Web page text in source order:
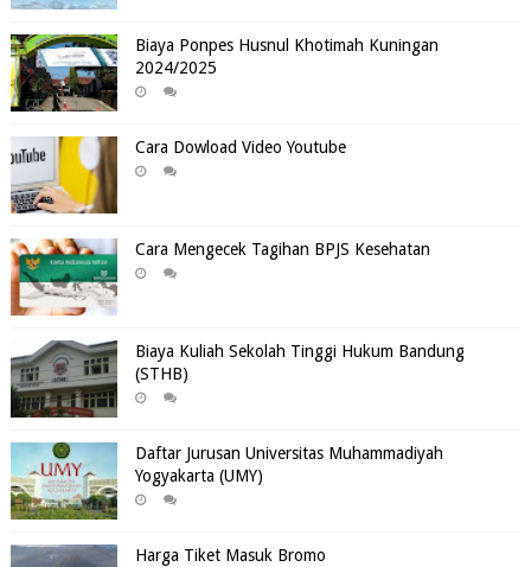
Biaya Ponpes Husnul Khotimah Kuningan
2024/2025
Cara Dowload Video Youtube
Cara Mengecek Tagihan BPJS Kesehatan
Biaya Kuliah Sekolah Tinggi Hukum Bandung
(STHB)
Daftar Jurusan Universitas Muhammadiyah
Yogyakarta (UMY)
Harga Tiket Masuk Bromo